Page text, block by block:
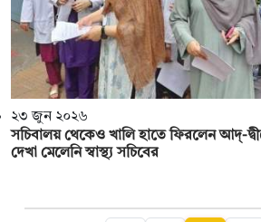
২৩ জুন ২০২৬
সচিবালয় থেকেও খালি হাতে ফিরলেন আদ‌্-
দেখা মেলেনি স্বাস্থ্য সচিবের